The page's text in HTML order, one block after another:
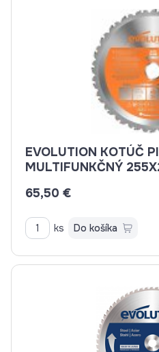
EVOLUTION KOTÚČ
MULTIFUNKČNÝ
65,50 €
ks Do košíka